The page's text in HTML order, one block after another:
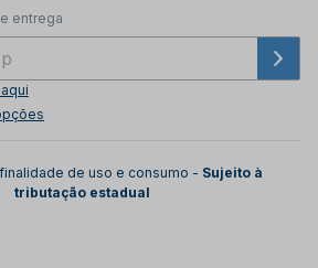
entrega
de uso e consumo - Sujeito à
tributação estadual